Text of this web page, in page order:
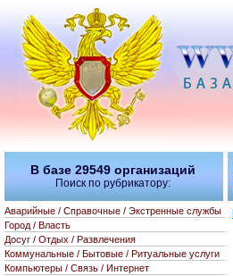
В базе 29549 организаций
Поиск по рубрикатору:
Аварийные / Справочные / Экстренные службы
Город / Власть
Досуг / Отдых / Развлечения
Коммунальные / Бытовые / Ритуальные услуги
Компьютеры / Связь / Интернет